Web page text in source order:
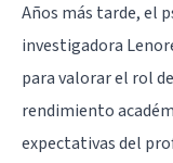
Años más tarde, el
investigadora
para valorar el rol
rendimiento
expectativas del